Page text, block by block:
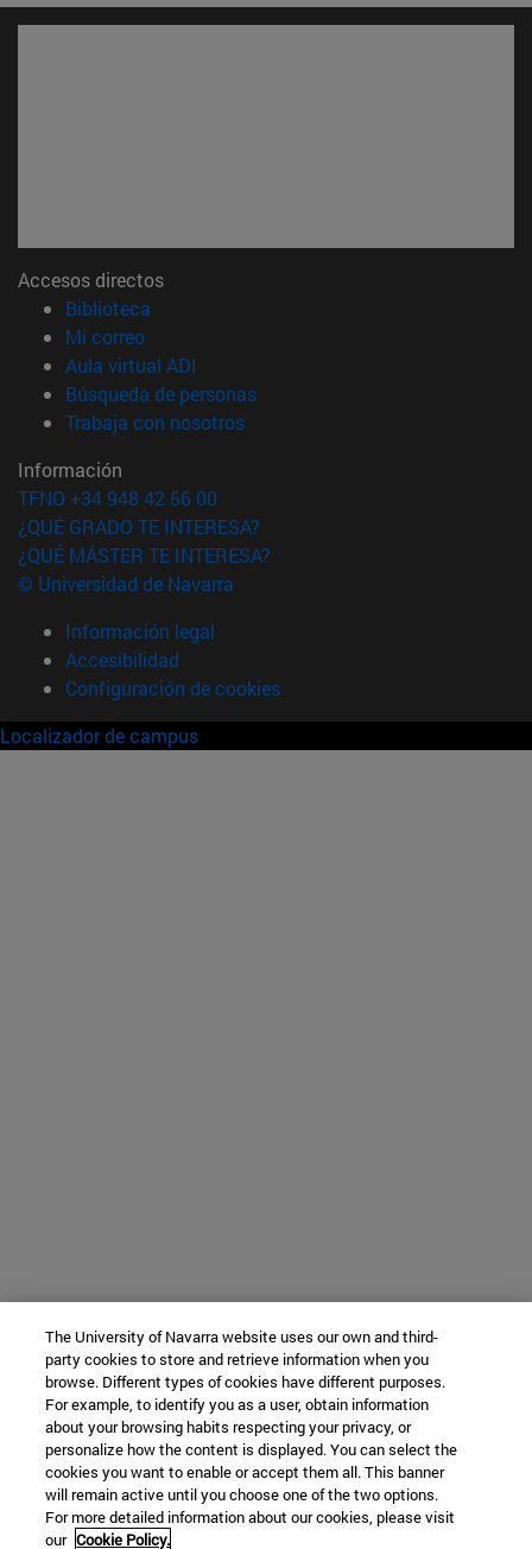
Accesos directos
Biblioteca
Mi correo(abre en nueva ventana)
Aula virtual ADI
Búsqueda de personas(abre en nueva ventana)
Trabaja con nosotros(abre en nueva ventana)
Información
TFNO +34 948 42 56 00
¿QUÉ GRADO TE INTERESA?
¿QUÉ MÁSTER TE INTERESA?
© Universidad de Navarra
Información legal
Accesibilidad
Configuración de cookies
Localizador de campus
The University of Navarra website uses our own and third-
party cookies to store and retrieve information when you
browse. Different types of cookies have different purposes.
For example, to identify you as a user, obtain information
about your browsing habits respecting your privacy, or
personalize how the content is displayed. You can select the
cookies you want to enable or accept them all. This banner
will remain active until you choose one of the two options.
For more detailed information about our cookies, please visit
our Cookie Policy.